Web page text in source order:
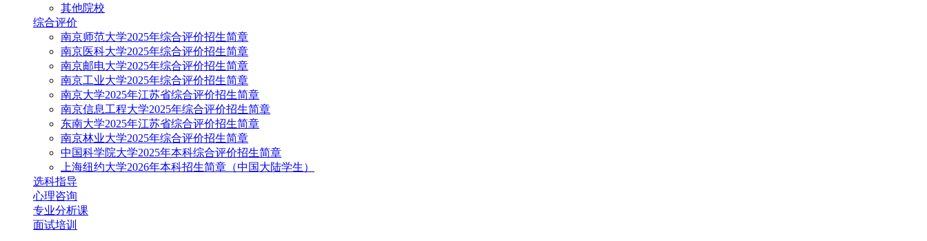
其他院校
综合评价
南京师范大学2025年综合评价招生简章
南京医科大学2025年综合评价招生简章
南京邮电大学2025年综合评价招生简章
南京工业大学2025年综合评价招生简章
南京大学2025年江苏省综合评价招生简章
南京信息工程大学2025年综合评价招生简章
东南大学2025年江苏省综合评价招生简章
南京林业大学2025年综合评价招生简章
中国科学院大学2025年本科综合评价招生简章
上海纽约大学2026年本科招生简章（中国大陆学生）
选科指导
心理咨询
专业分析课
面试培训